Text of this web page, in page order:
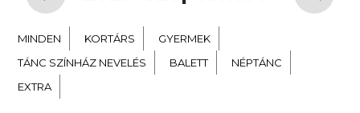
MINDEN KORTÁRS
GYERMEK
TÁNC SZÍNHÁZ NEVELÉS
BALETT
NÉPTÁNC
EXTRA